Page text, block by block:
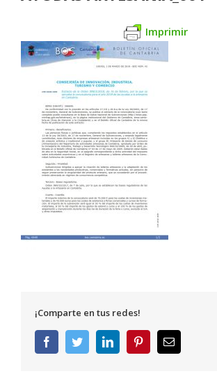
Imprimir
¡Comparte en tus redes!
FacebookTwitterLinkedInPinterestCorreo
electrónico